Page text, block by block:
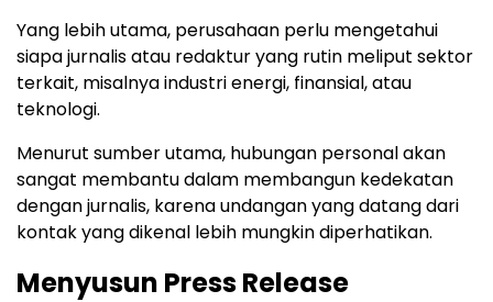
Yang lebih utama, perusahaan perlu mengetahui
siapa jurnalis atau redaktur yang rutin meliput sektor
terkait, misalnya industri energi, finansial, atau
teknologi.
Menurut sumber utama, hubungan personal akan
sangat membantu dalam membangun kedekatan
dengan jurnalis, karena undangan yang datang dari
kontak yang dikenal lebih mungkin diperhatikan.
Menyusun Press Release